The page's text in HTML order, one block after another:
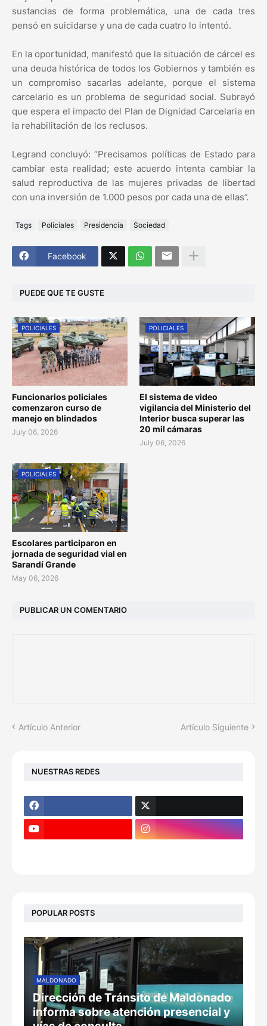
sustancias de forma problemática, una de cada tres
pensó en suicidarse y una de cada cuatro lo intentó.
En la oportunidad, manifestó que la situación de cárcel es
una deuda histórica de todos los Gobiernos y también es
un compromiso sacarlas adelante, porque el sistema
carcelario es un problema de seguridad social. Subrayó
que espera el impacto del Plan de Dignidad Carcelaria en
la rehabilitación de los reclusos.
Legrand concluyó: “Precisamos políticas de Estado para
cambiar esta realidad; este acuerdo intenta cambiar la
salud reproductiva de las mujeres privadas de libertad
con una inversión de 1.000 pesos por cada una de ellas”.
Tags Policiales Presidencia Sociedad
Facebook
PUEDE QUE TE GUSTE
POLICIALES
Funcionarios policiales
comenzaron curso de
manejo en blindados
July 06, 2026
POLICIALES
El sistema de video
vigilancia del Ministerio del
Interior busca superar las
20 mil cámaras
July 06, 2026
POLICIALES
Escolares participaron en
jornada de seguridad vial en
Sarandí Grande
May 06, 2026
PUBLICAR UN COMENTARIO
Artículo Anterior Artículo Siguiente
NUESTRAS REDES
POPULAR POSTS
MALDONADO
Dirección de Tránsito de Maldonado
informa sobre atención presencial y